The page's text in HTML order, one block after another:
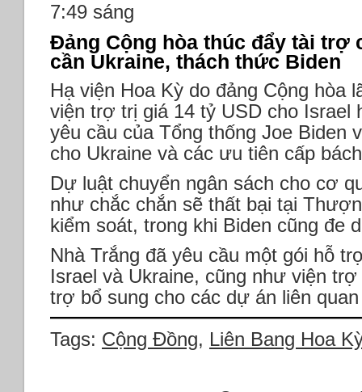
7:49 sáng
Đảng Cộng hòa thúc đẩy tài trợ
cần Ukraine, thách thức Biden
Hạ viện Hoa Kỳ do đảng Cộng hòa
viện trợ trị giá 14 tỷ USD cho Israel
yêu cầu của Tổng thống Joe Biden
cho Ukraine và các ưu tiên cấp
Dự luật chuyển ngân sách cho cơ
như chắc chắn sẽ thất bại tại
kiểm soát, trong khi Biden cũng đe
Nhà Trắng đã yêu cầu một gói hỗ
Israel và Ukraine, cũng như viện
trợ bổ sung cho các dự án liên
Tags: Cộng Đồng, Liên Bang Hoa